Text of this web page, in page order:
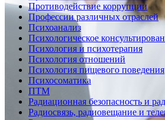
Противодействие коррупции
Профессии различных отраслей
Психоанализ
Психологическое
Психология и психотерапия
Психология отношений
Психология пищевого поведения
Психосоматика
ПТМ
Радиационная безопасность и
Радиосвязь, радиовещание и